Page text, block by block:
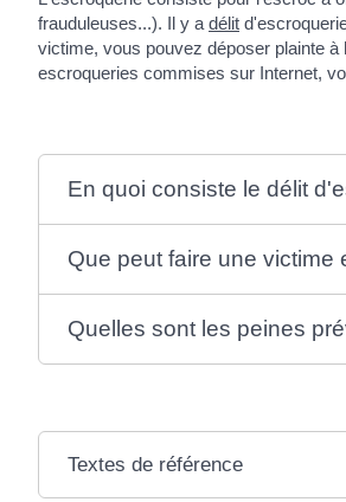
frauduleuses...). Il y a délit
victime, vous pouvez déposer plainte
escroqueries commises sur Internet,
En quoi consiste le délit
Que peut faire une victime
Quelles sont les peines
Textes de référence